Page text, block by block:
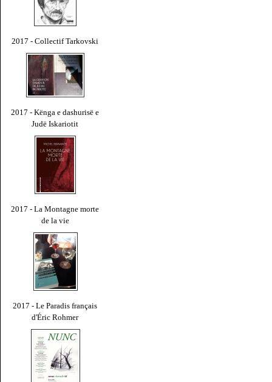
2017 - Collectif Tarkovski
2017 - Kënga e dashurisë e
Judë Iskariotit
2017 - La Montagne morte
de la vie
2017 - Le Paradis français
d'Éric Rohmer